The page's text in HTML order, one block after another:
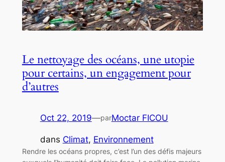
Le nettoyage des océans, une utopie
pour certains, un engagement pour
d’autres
Oct 22, 2019—parMoctar FICOU
dans Climat, Environnement
Rendre les océans propres, c’est l’un des défis majeurs